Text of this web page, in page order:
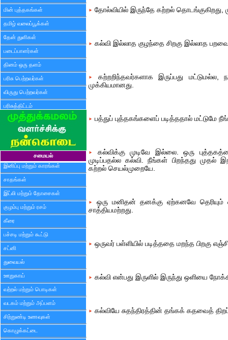
மின் புத்தகங்கள்
தமிழ் வலைப்பூக்கள்
தேன் துளிகள்
படைப்பாளர்கள்
தினம் ஒரு தளம்
பரிசு பெற்றவர்கள்
விருது பெற்றவர்கள்
பரிசுத்திட்டம்
சமையல்
இனிப்பு மற்றும் காரங்கள்
சாதங்கள்
இட்லி மற்றும் தோசைகள்
குழம்பு மற்றும் ரசம்
கீரை
பச்சடி மற்றும் கூட்டு
சட்னி
துவையல்
ஊறுகாய்
வற்றல் மற்றும் பொடிகள்
வடகம் மற்றும் அப்பளம்
சிற்றுண்டி உணவுகள்
கொழுக்கட்டை
தோல்வியில் இருந்தே கற்றல்
கல்வி இல்லாத குழந்தை சிறகு இல்லாத
கற்றறிந்தவர்களாக இருப்பது மட்டுமல்ல,
முக்கியமானது.
பத்துப் புத்தகங்களைப் படித்ததால் மட்டுமே
கல்விக்கு முடிவே இல்லை. ஒரு
முடிப்பதல்ல கல்வி. நீங்கள் பிறந்தது முதல்
கற்றல் செயல்முறையே.
ஒரு மனிதன் தனக்கு ஏற்கனவே
சாத்தியமற்றது.
ஒருவர் பள்ளியில் படித்ததை மறந்த பிறகு
கல்வி என்பது இருளில் இருந்து ஒளியை
கல்வியே சுதந்திரத்தின் தங்கக் கதவைத்